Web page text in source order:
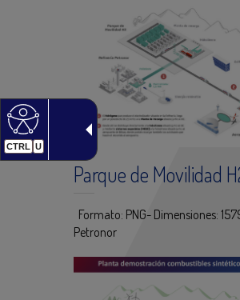
CTRL U
Parque de Movilidad
Formato: PNG- Dimensiones:
Petronor